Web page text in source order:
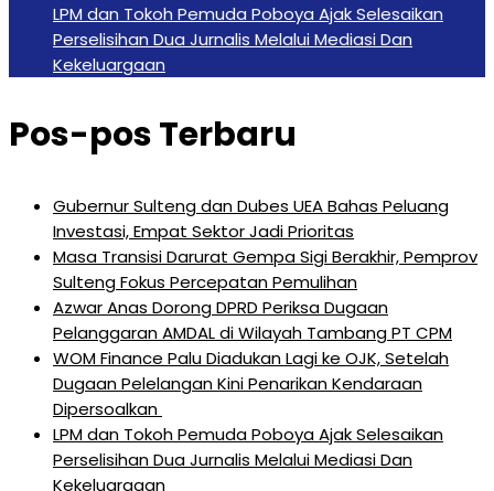
LPM dan Tokoh Pemuda Poboya Ajak Selesaikan
Perselisihan Dua Jurnalis Melalui Mediasi Dan
Kekeluargaan
Pos-pos Terbaru
Gubernur Sulteng dan Dubes UEA Bahas Peluang
Investasi, Empat Sektor Jadi Prioritas
Masa Transisi Darurat Gempa Sigi Berakhir, Pemprov
Sulteng Fokus Percepatan Pemulihan
Azwar Anas Dorong DPRD Periksa Dugaan
Pelanggaran AMDAL di Wilayah Tambang PT CPM
‎WOM Finance Palu Diadukan Lagi ke OJK, Setelah
Dugaan Pelelangan Kini Penarikan Kendaraan
Dipersoalkan ‎
LPM dan Tokoh Pemuda Poboya Ajak Selesaikan
Perselisihan Dua Jurnalis Melalui Mediasi Dan
Kekeluargaan